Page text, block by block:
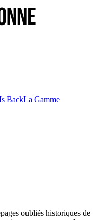
BackLa Gamme
oubliés historiques de